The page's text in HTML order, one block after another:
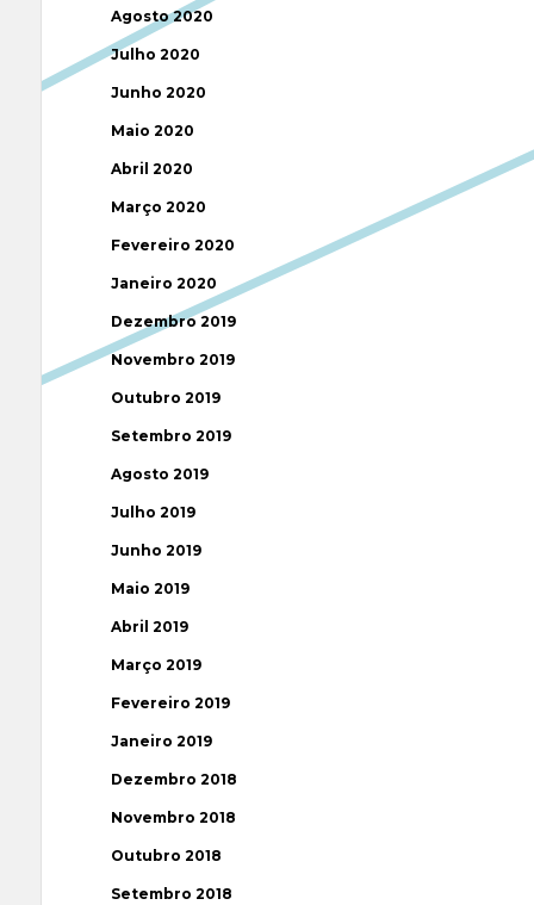
Agosto 2020
Julho 2020
Junho 2020
Maio 2020
Abril 2020
Março 2020
Fevereiro 2020
Janeiro 2020
Dezembro 2019
Novembro 2019
Outubro 2019
Setembro 2019
Agosto 2019
Julho 2019
Junho 2019
Maio 2019
Abril 2019
Março 2019
Fevereiro 2019
Janeiro 2019
Dezembro 2018
Novembro 2018
Outubro 2018
Setembro 2018